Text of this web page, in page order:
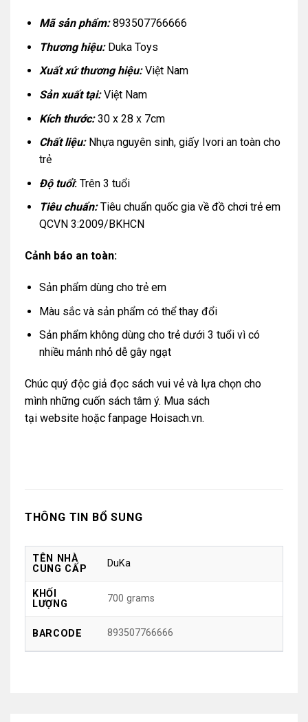
Mã sản phẩm:893507766666
Thương hiệu:Duka Toys
Xuất xứ thương hiệu:Việt Nam
Sản xuất tại:Việt Nam
Kích thước:30 x 28 x 7cm
Chất liệu:Nhựa nguyên sinh, giấy Ivori an toàn cho
trẻ
Độ tuổi:Trên 3 tuổi
Tiêu chuẩn: Tiêu chuẩn quốc gia về đồ chơi trẻ em
QCVN 3:2009/BKHCN
Cảnh báo an toàn:
Sản phẩm dùng cho trẻ em
Màu sắc và sản phẩm có thể thay đổi
Sản phẩm không dùng cho trẻ dưới 3 tuổi vì có
nhiều mảnh nhỏ dễ gây ngạt
Chúc quý độc giả đọc sách vui vẻ và lựa chọn cho
mình những cuốn sách tâm ý. Mua sách
tại websitehoặc fanpage Hoisach.vn.
THÔNG TIN BỔ SUNG
TÊN NHÀ
CUNG CẤP
DuKa
KHỐI
LƯỢNG
700 grams
BARCODE 893507766666